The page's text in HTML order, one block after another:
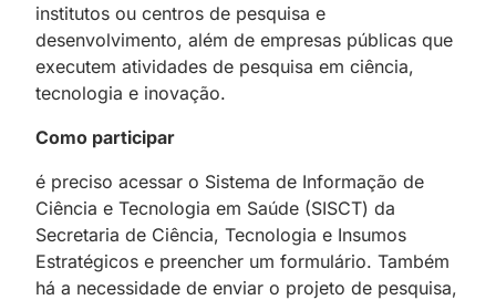
institutos ou centros de pesquisa e
desenvolvimento, além de empresas públicas que
executem atividades de pesquisa em ciência,
tecnologia e inovação.
Como participar
é preciso acessar o Sistema de Informação de
Ciência e Tecnologia em Saúde (SISCT) da
Secretaria de Ciência, Tecnologia e Insumos
Estratégicos e preencher um formulário. Também
há a necessidade de enviar o projeto de pesquisa,